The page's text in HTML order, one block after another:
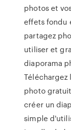
photos et
effets fondu
partagez
utiliser et
diaporama
photo
créer un
simple